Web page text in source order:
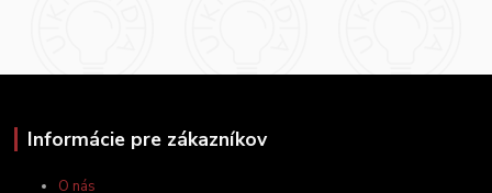
Informácie pre zákazníkov
O nás